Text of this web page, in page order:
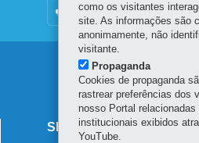
OUVIDORIA
Navegação
principal
SECRETARIA DE
como os visitantes
site. As informações são
anonimamente, não
visitante.
Propaganda
Cookies de propaganda
rastrear preferências dos
nosso Portal
institucionais exibidos
YouTube.